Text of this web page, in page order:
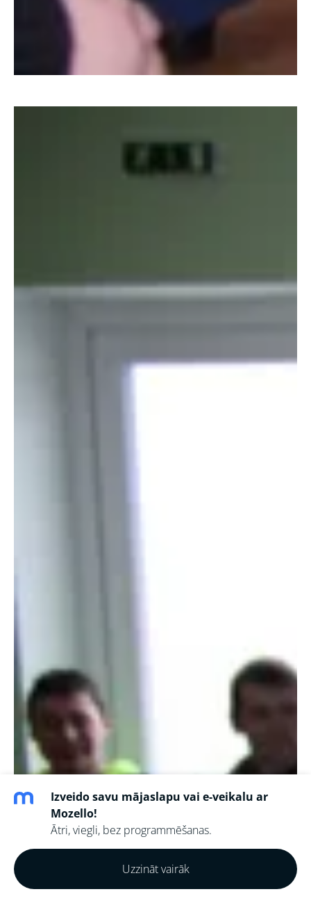
Izveido savu mājaslapu vai e-veikalu ar
Mozello!
Ātri, viegli, bez programmēšanas.
Uzzināt vairāk